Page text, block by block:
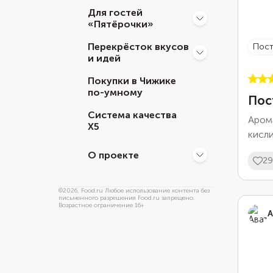
Для гостей
«Пятёрочки»
Перекрёсток вкусов
и идей
Покупки в Чижике
по-умному
Система качества
Х5
О проекте
©2026, Food.ru Любое использование контента без
письменного разрешения Food.ru запрещено.
Возрастное ограничение 16+
или